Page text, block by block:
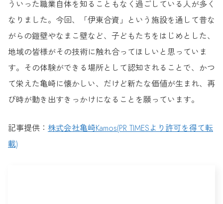
ういった職業自体を知ることもなく過ごしている人が多く
なりました。今回、「伊東合資」という施設を通して昔な
がらの鎧壁やなまこ壁など、子どもたちをはじめとした、
地域の皆様がその技術に触れ合ってほしいと思っていま
す。その体験ができる場所として認知されることで、かつ
て栄えた亀崎に懐かしい、だけど新たな価値が生まれ、再
び時が動き出すきっかけになることを願っています。
記事提供： 株式会社亀崎Kamos(PR TIMESより許可を得て転
載)